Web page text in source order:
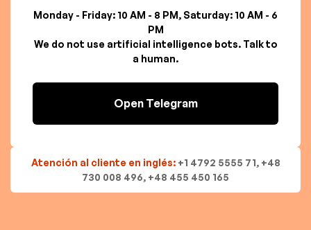
Monday - Friday: 10 AM - 8 PM, Saturday: 10 AM - 6
PM
We do not use artificial intelligence bots. Talk to
a human.
Open Telegram
Atención al cliente en inglés: +1 4792 5555 71, +48
730 008 496, +48 455 450 165